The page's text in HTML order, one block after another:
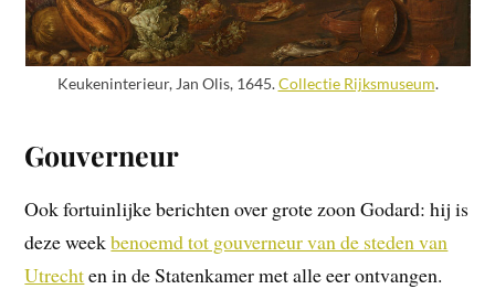
Keukeninterieur, Jan Olis, 1645.Collectie Rijksmuseum.
Gouverneur
Ook fortuinlijke berichten over grote zoon Godard: hij is
deze weekbenoemd tot gouverneur van de steden van
Utrechten in de Statenkamer met alle eer ontvangen.